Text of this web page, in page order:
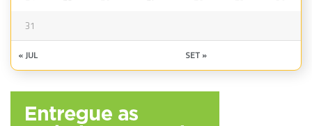
31
« JUL SET »